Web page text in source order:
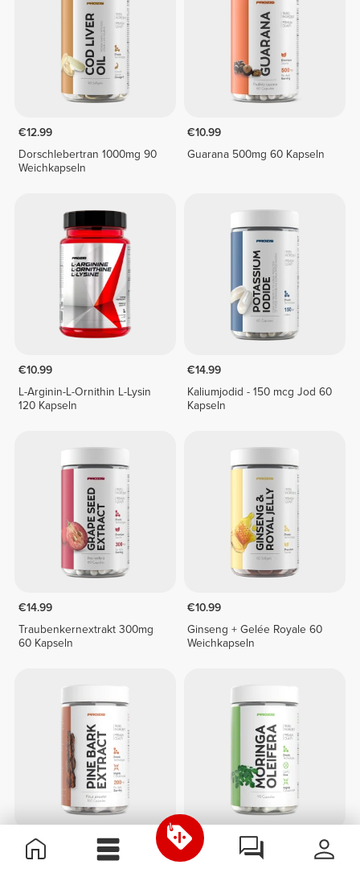
€12.99
Dorschlebertran 1000mg 90
Weichkapseln
€10.99
Guarana 500mg 60 Kapseln
€10.99
L-Arginin-L-Ornithin L-Lysin
120 Kapseln
€14.99
Kaliumjodid - 150 mcg Jod 60
Kapseln
€14.99
Traubenkernextrakt 300mg
60 Kapseln
€10.99
Ginseng + Gelée Royale 60
Weichkapseln
€24.99
€17.99